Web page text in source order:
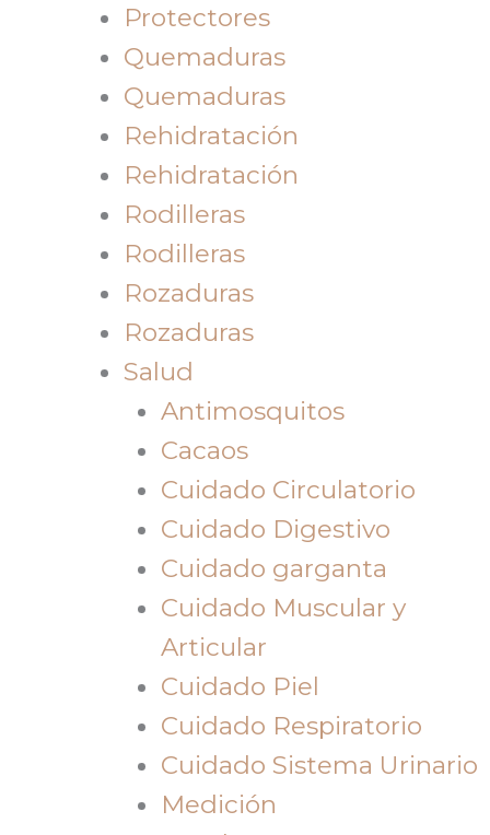
Protectores
Quemaduras
Quemaduras
Rehidratación
Rehidratación
Rodilleras
Rodilleras
Rozaduras
Rozaduras
Salud
Antimosquitos
Cacaos
Cuidado Circulatorio
Cuidado Digestivo
Cuidado garganta
Cuidado Muscular y
Articular
Cuidado Piel
Cuidado Respiratorio
Cuidado Sistema Urinario
Medición